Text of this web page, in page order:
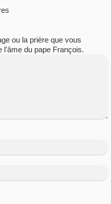
ou la prière que vous
l'âme du pape François.